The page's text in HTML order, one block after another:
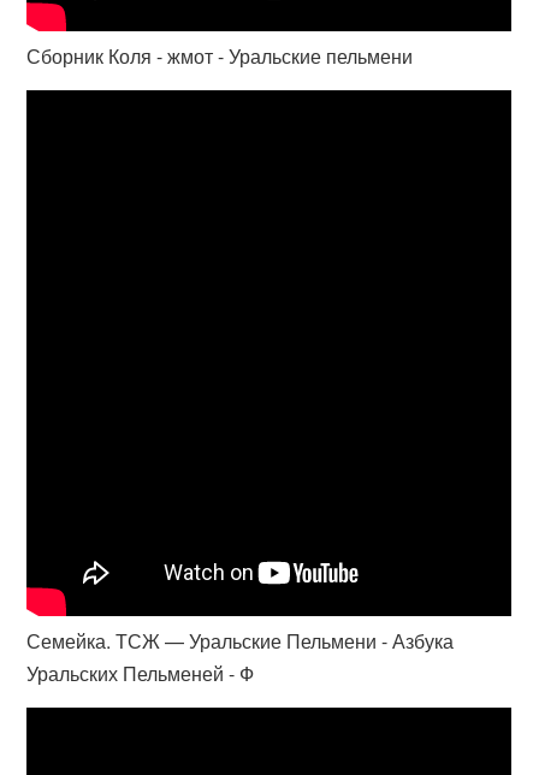
Сборник Коля - жмот - Уральские пельмени
Семейка. ТСЖ — Уральские Пельмени - Азбука
Уральских Пельменей - Ф